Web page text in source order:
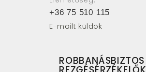
+36 75 510 115
E-mailt küldök
ROBBANÁSBIZTOS